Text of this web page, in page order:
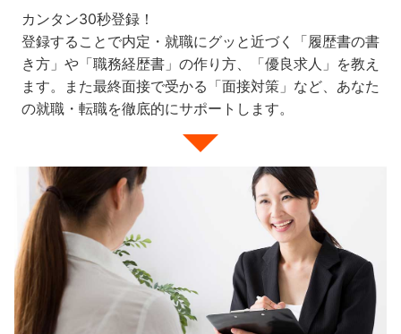
カンタン30秒登録！
登録することで内定・就職にグッと近づく「履歴書の書
き方」や「職務経歴書」の作り方、「優良求人」を教え
ます。また最終面接で受かる「面接対策」など、あなた
の就職・転職を徹底的にサポートします。